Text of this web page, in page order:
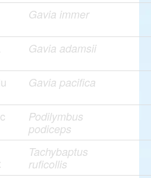
Gavia immer
Gavia adamsii
Gavia pacifica
Podilymbus
podiceps
Tachybaptus
ruficollis